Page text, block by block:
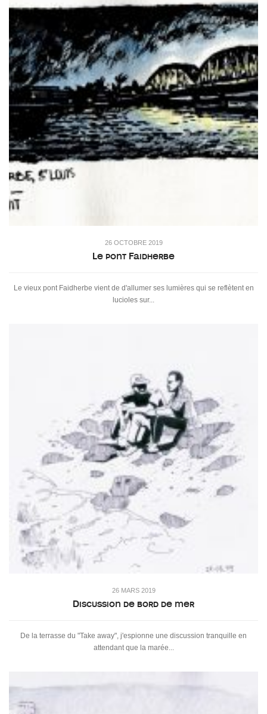
26 OCTOBRE 2019
Le pont Faidherbe
Le vieux pont Faidherbe vient de d'allumer ses lumières qui se reflètent en
lucioles sur...
26 MARS 2019
Discussion de bord de mer
De la terrasse du "Take away", j'espionne une discussion tranquille en
attendant que la marée...